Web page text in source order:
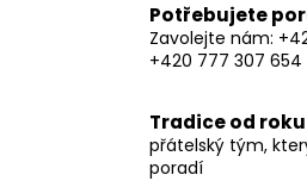
Potřebujete
Zavolejte nám:
+420 777 307
Tradice od roku
přátelský tým,
poradí